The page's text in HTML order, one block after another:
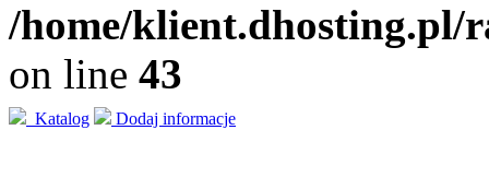
/home/klient.dhosting.pl/
on line 43
Katalog Dodaj informacje